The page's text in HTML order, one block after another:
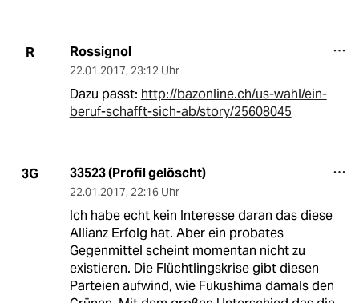
R Rossignol
22.01.2017, 23:12 Uhr
Dazu passt: http://bazonline.ch/us-wahl/ein-
beruf-schafft-sich-ab/story/25608045
3G 33523 (Profil gelöscht)
22.01.2017, 22:16 Uhr
Ich habe echt kein Interesse daran das diese
Allianz Erfolg hat. Aber ein probates
Gegenmittel scheint momentan nicht zu
existieren. Die Flüchtlingskrise gibt diesen
Parteien aufwind, wie Fukushima damals den